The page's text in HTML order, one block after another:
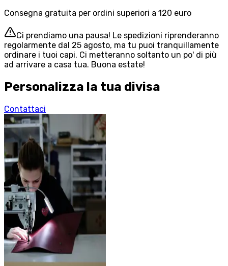
Consegna gratuita per ordini superiori a 120 euro
Ci prendiamo una pausa! Le spedizioni riprenderanno
regolarmente dal 25 agosto, ma tu puoi tranquillamente
ordinare i tuoi capi. Ci metteranno soltanto un po' di più
ad arrivare a casa tua. Buona estate!
Personalizza la tua divisa
Contattaci